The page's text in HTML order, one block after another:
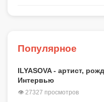
Популярное
ILYASOVA - артист,
Интервью
👁 27327 просмотров